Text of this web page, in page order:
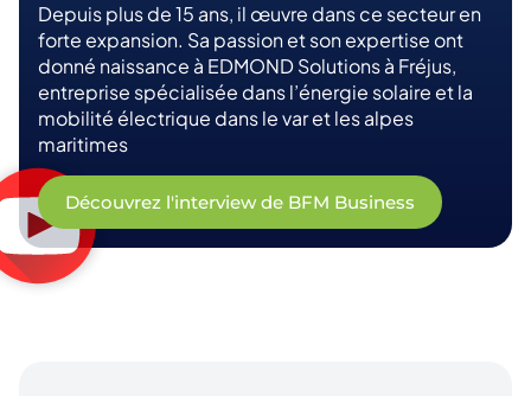
Depuis plus de 15 ans, il œuvre dans ce secteur en
forte expansion. Sa passion et son expertise ont
donné naissance à EDMOND Solutions à Fréjus,
entreprise spécialisée dans l’énergie solaire et la
mobilité électrique dans le var et les alpes
maritimes
Découvrez l'interview de BFM Business